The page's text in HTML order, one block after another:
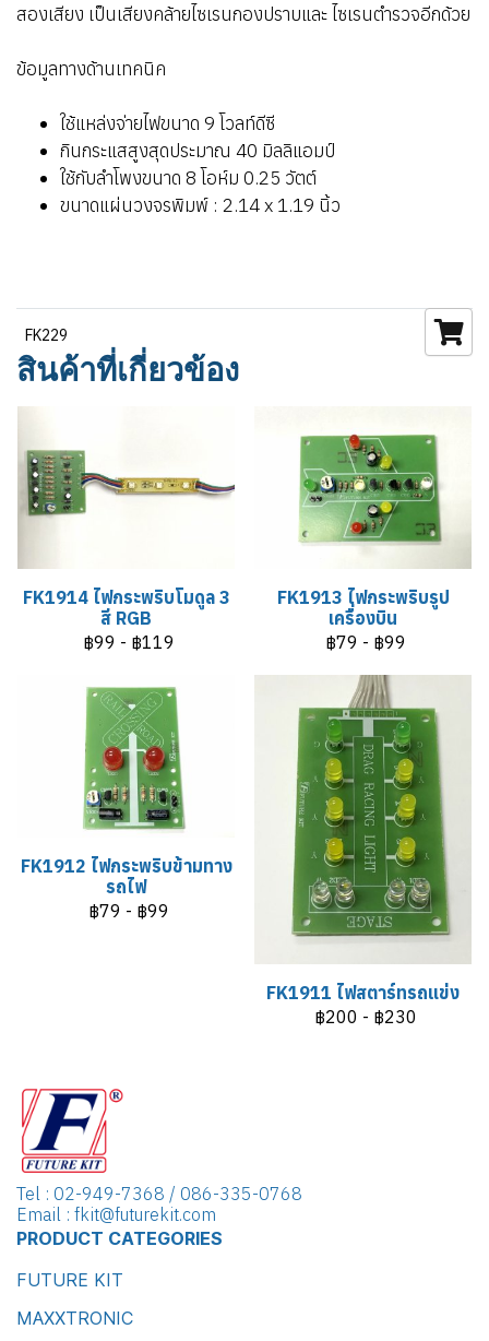
สองเสียง เป็นเสียงคล้ายไซเรนกองปราบและ ไซเรนตำรวจอีกด้วย
ข้อมูลทางด้านเทคนิค
ใช้แหล่งจ่ายไฟขนาด 9 โวลท์ดีซี
กินกระแสสูงสุดประมาณ 40 มิลลิแอมป์
ใช้กับลำโพงขนาด 8 โอห์ม 0.25 วัตต์
ขนาดแผ่นวงจรพิมพ์ : 2.14 x 1.19 นิ้ว
FK229
สินค้าที่เกี่ยวข้อง
FK1914 ไฟกระพริบโมดูล 3
สี RGB
฿99 - ฿119
FK1913 ไฟกระพริบรูป
เครื่องบิน
฿79 - ฿99
FK1912 ไฟกระพริบข้ามทาง
รถไฟ
฿79 - ฿99
FK1911 ไฟสตาร์ทรถแข่ง
฿200 - ฿230
Tel : 02-949-7368 / 086-335-0768
Email : fkit@futurekit.com
PRODUCT CATEGORIES
FUTURE KIT
MAXXTRONIC